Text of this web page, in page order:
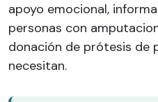
apoyo emocional,
personas con
donación de prótesis de
necesitan.